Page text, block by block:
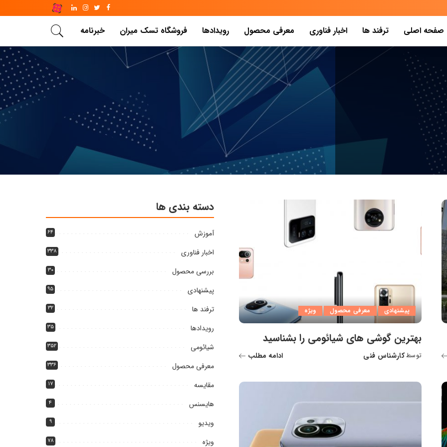
صفحه اصلی ترفند ها اخبار فناوری معرفی محصول رویدادها فروشگاه تسک میران خبرنامه
پیشنهادی معرفی محصول ویژه
بهترین گوشی های شیائومی را بشناسید
ارسال
توسطکارشناس فنی ادامه مطلب
دسته بندی ها
آموزش ۶۴
اخبار فناوری ۳۳۸
بررسی محصول ۳۰
پیشنهادی ۹۵
ترفند ها ۳۲
رویدادها ۳۵
شیائومی ۳۵۲
معرفی محصول ۳۳۶
مقایسه ۱۷
هایسنس ۴
ویدیو ۹
ویژه ۷۸